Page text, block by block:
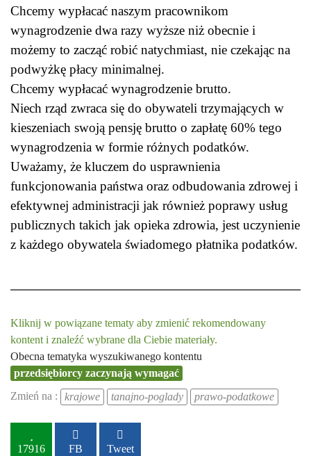
Chcemy wypłacać naszym pracownikom
wynagrodzenie dwa razy wyższe niż obecnie i
możemy to zacząć robić natychmiast, nie czekając na
podwyżkę płacy minimalnej.
Chcemy wypłacać wynagrodzenie brutto.
Niech rząd zwraca się do obywateli trzymających w
kieszeniach swoją pensję brutto o zapłatę 60% tego
wynagrodzenia w formie różnych podatków.
Uważamy, że kluczem do usprawnienia
funkcjonowania państwa oraz odbudowania zdrowej i
efektywnej administracji jak również poprawy usług
publicznych takich jak opieka zdrowia, jest uczynienie
z każdego obywatela świadomego płatnika podatków.
Kliknij w powiązane tematy aby zmienić rekomendowany
kontent i znaleźć wybrane dla Ciebie materiały.
Obecna tematyka wyszukiwanego kontentu
przedsiębiorcy zaczynają wymagać
Zmień na :
krajowe tanajno-poglady prawo-podatkowe
17916 FB Tweet